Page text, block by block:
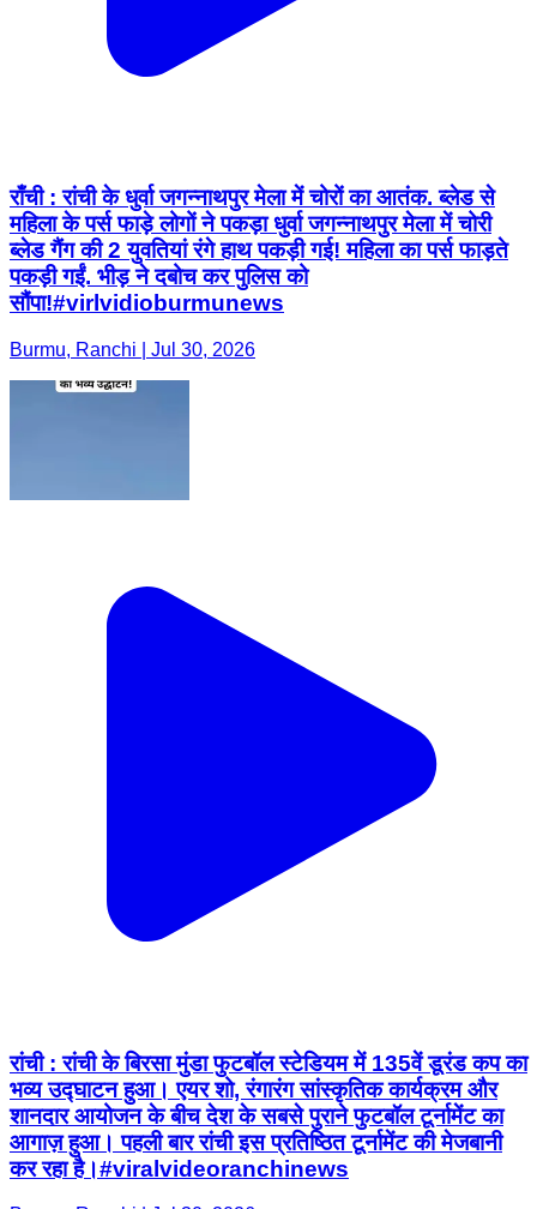
राँची : रांची के धुर्वा जगन्नाथपुर मेला में चोरों का आतंक. ब्लेड से
महिला के पर्स फाड़े लोगों ने पकड़ा धुर्वा जगन्नाथपुर मेला में चोरी
ब्लेड गैंग की 2 युवतियां रंगे हाथ पकड़ी गई! महिला का पर्स फाड़ते
पकड़ी गईं. भीड़ ने दबोच कर पुलिस को
सौंपा!#virlvidioburmunews
Burmu, Ranchi | Jul 30, 2026
रांची : रांची के बिरसा मुंडा फुटबॉल स्टेडियम में 135वें डूरंड कप का
भव्य उद्घाटन हुआ। एयर शो, रंगारंग सांस्कृतिक कार्यक्रम और
शानदार आयोजन के बीच देश के सबसे पुराने फुटबॉल टूर्नामेंट का
आगाज़ हुआ। पहली बार रांची इस प्रतिष्ठित टूर्नामेंट की मेजबानी
कर रहा है।#viralvideoranchinews